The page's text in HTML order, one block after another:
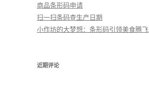
商品条形码申请
扫一扫条码查生产日期
小作坊的大梦想：条形码引领美食腾飞
近期评论